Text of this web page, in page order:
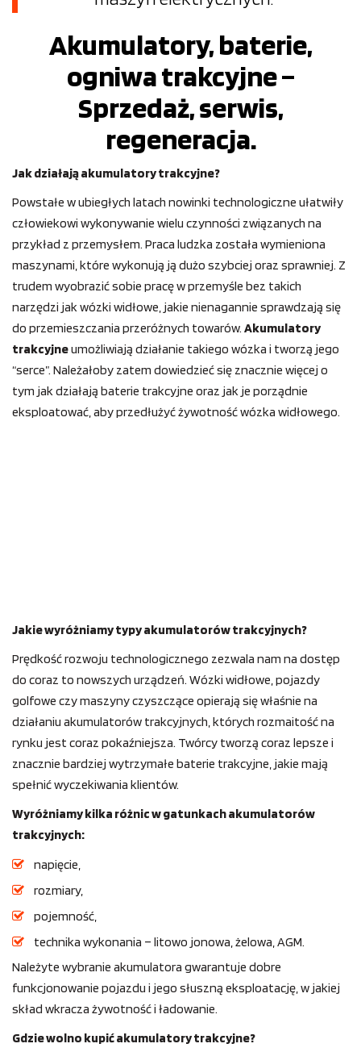
Akumulatory, baterie,
ogniwa trakcyjne –
Sprzedaż, serwis,
regeneracja.
Jak działają akumulatory trakcyjne?
Powstałe w ubiegłych latach nowinki technologiczne ułatwiły
człowiekowi wykonywanie wielu czynności związanych na
przykład z przemysłem. Praca ludzka została wymieniona
maszynami, które wykonują ją dużo szybciej oraz sprawniej. Z
trudem wyobrazić sobie pracę w przemyśle bez takich
narzędzi jak wózki widłowe, jakie nienagannie sprawdzają się
do przemieszczania przeróżnych towarów. Akumulatory
trakcyjneumożliwiają działanie takiego wózka i tworzą jego
“serce”. Należałoby zatem dowiedzieć się znacznie więcej o
tym jak działają baterie trakcyjne oraz jak je porządnie
eksploatować, aby przedłużyć żywotność wózka widłowego.
Jakie wyróżniamy typy akumulatorów trakcyjnych?
Prędkość rozwoju technologicznego zezwala nam na dostęp
do coraz to nowszych urządzeń. Wózki widłowe, pojazdy
golfowe czy maszyny czyszczące opierają się właśnie na
działaniu akumulatorów trakcyjnych, których rozmaitość na
rynku jest coraz pokaźniejsza. Twórcy tworzą coraz lepsze i
znacznie bardziej wytrzymałe baterie trakcyjne, jakie mają
spełnić wyczekiwania klientów.
Wyróżniamy kilka różnic w gatunkach akumulatorów
trakcyjnych:
napięcie,
rozmiary,
pojemność,
technika wykonania – litowo jonowa, żelowa, AGM.
Należyte wybranie akumulatora gwarantuje dobre
funkcjonowanie pojazdu i jego słuszną eksploatację, w jakiej
skład wkracza żywotność i ładowanie.
Gdzie wolno kupić akumulatory trakcyjne?